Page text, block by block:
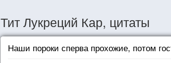
Тит Лукреций Кар, цитаты
Наши пороки сперва прохожие, потом